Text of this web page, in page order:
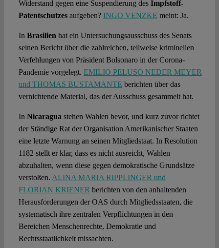
Widerstand gegen eine Suspendierung des Impfstoff-
Patentschutzesaufgeben? INGO VENZKE meint: Ja.
In Brasilien hat ein Untersuchungsausschuss des Senats
seinen Bericht über die zahlreichen, teilweise kriminellen
Verfehlungen von Präsident Bolsonaro in der Corona-
Pandemie vorgelegt. EMILIO PELUSO NEDER MEYER
und THOMAS BUSTAMANTE berichten über das
vernichtende Material, das der Ausschuss gesammelt hat.
In Nicaragua stehen Wahlen bevor, und kurz zuvor richtet
der Ständige Rat der Organisation Amerikanischer Staaten
eine letzte Warnung an seinen Mitgliedstaat. In Resolution
1182 stellt er klar, dass es nicht ausreicht, Wahlen
abzuhalten, wenn diese gegen demokratische Grundsätze
verstoßen. ALINA MARIA RIPPLINGER und
FLORIAN KRIENER berichten von den anhaltenden
Herausforderungen der OAS durch Mitgliedsstaaten, die
systematisch ihre zentralen Verpflichtungen in den
Bereichen Menschenrechte, Demokratie und
Rechtsstaatlichkeit missachten.